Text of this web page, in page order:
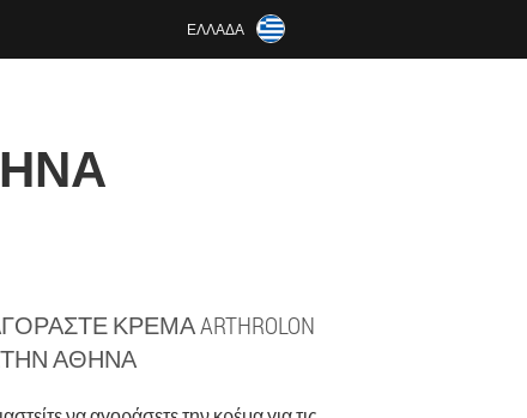
ΕΛΛΆΔΑ
ΚΡΈΜΑ ARTHROLON
ΑΘΉΝΑ